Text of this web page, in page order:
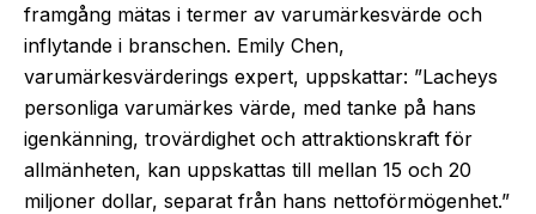
framgång mätas i termer av varumärkesvärde och
inflytande i branschen. Emily Chen,
varumärkesvärderings expert, uppskattar: ”Lacheys
personliga varumärkes värde, med tanke på hans
igenkänning, trovärdighet och attraktionskraft för
allmänheten, kan uppskattas till mellan 15 och 20
miljoner dollar, separat från hans nettoförmögenhet.”